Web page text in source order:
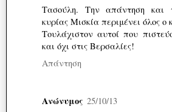
Τασούλη. Την απάντηση και
κυρίας Μισκία περιμένει όλος ο
Τουλάχιστον αυτοί που
και όχι στις Βερσαλίες!
Απάντηση
Ανώνυμος 25/10/13